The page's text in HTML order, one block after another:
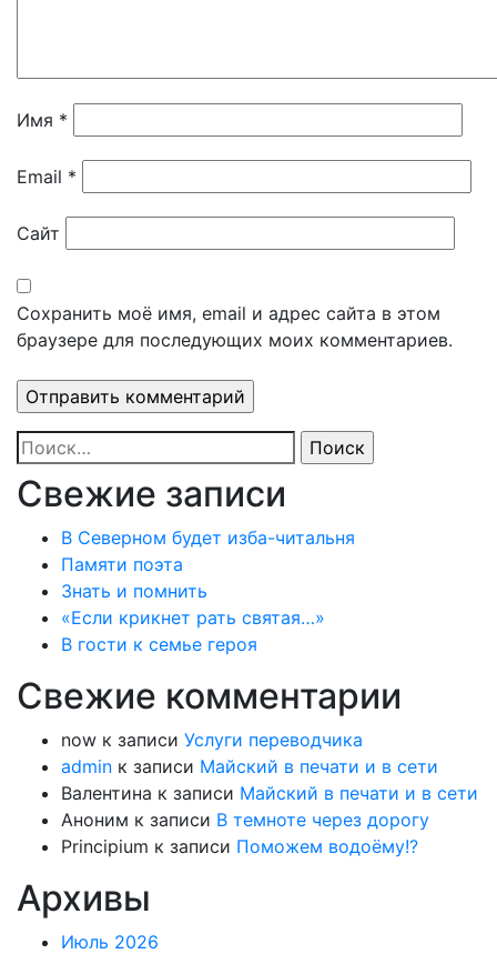
Имя *
Email *
Сайт
Сохранить моё имя, email и адрес сайта в этом
браузере для последующих моих комментариев.
Найти:
Свежие записи
В Северном будет изба-читальня
Памяти поэта
Знать и помнить
«Если крикнет рать святая…»
В гости к семье героя
Свежие комментарии
now к записи Услуги переводчика
admin к записи Майский в печати и в сети
Валентина к записи Майский в печати и в сети
Аноним к записи В темноте через дорогу
Principium к записи Поможем водоёму!?
Архивы
Июль 2026